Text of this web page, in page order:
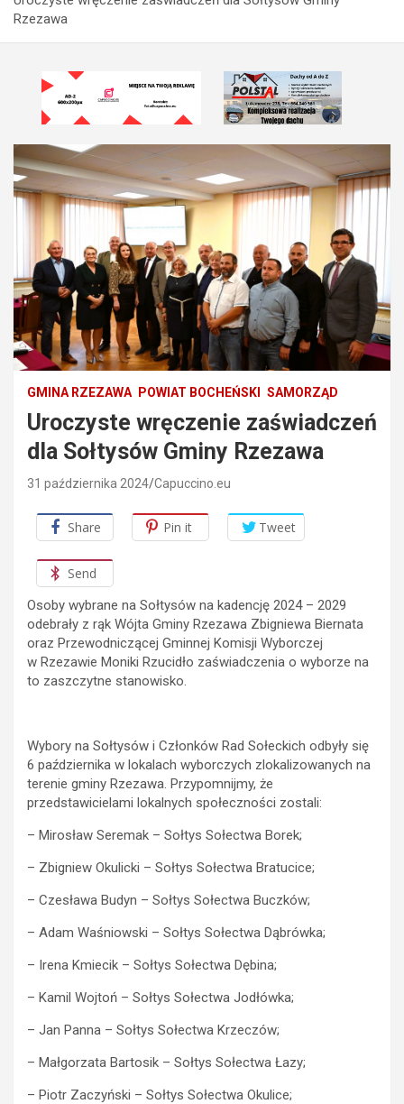
Rzezawa
GMINA RZEZAWA POWIAT BOCHEŃSKI SAMORZĄD
Uroczyste wręczenie zaświadczeń
dla Sołtysów Gminy Rzezawa
31 października 2024 Capuccino.eu
Share Pin it Tweet
Send
Osoby wybrane na Sołtysów na kadencję 2024 – 2029
odebrały z rąk Wójta Gminy Rzezawa Zbigniewa Biernata
oraz Przewodniczącej Gminnej Komisji Wyborczej
w Rzezawie Moniki Rzucidło zaświadczenia o wyborze na
to zaszczytne stanowisko.
Wybory na Sołtysów i Członków Rad Sołeckich odbyły się
6 października w lokalach wyborczych zlokalizowanych na
terenie gminy Rzezawa. Przypomnijmy, że
przedstawicielami lokalnych społeczności zostali:
– Mirosław Seremak – Sołtys Sołectwa Borek;
– Zbigniew Okulicki – Sołtys Sołectwa Bratucice;
– Czesława Budyn – Sołtys Sołectwa Buczków;
– Adam Waśniowski – Sołtys Sołectwa Dąbrówka;
– Irena Kmiecik – Sołtys Sołectwa Dębina;
– Kamil Wojtoń – Sołtys Sołectwa Jodłówka;
– Jan Panna – Sołtys Sołectwa Krzeczów;
– Małgorzata Bartosik – Sołtys Sołectwa Łazy;
– Piotr Zaczyński – Sołtys Sołectwa Okulice;